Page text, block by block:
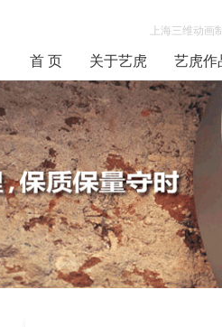
上海三维动
首 页 关于艺虎 艺虎作